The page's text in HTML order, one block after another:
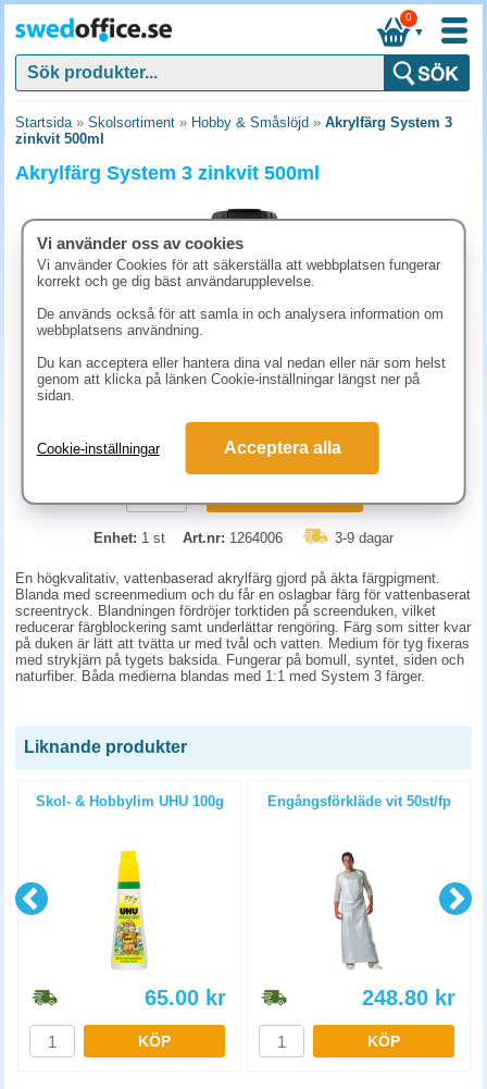
▼
0
Startsida» Skolsortiment » Hobby & Småslöjd » Akrylfärg System 3
zinkvit 500ml
Akrylfärg System 3 zinkvit 500ml
393.80 kr (inkl. moms)
Enhet: 1 st Art.nr: 1264006 3-9 dagar
En högkvalitativ, vattenbaserad akrylfärg gjord på äkta färgpigment.
Blanda med screenmedium och du får en oslagbar färg för vattenbaserat
screentryck. Blandningen fördröjer torktiden på screenduken, vilket
reducerar färgblockering samt underlättar rengöring. Färg som sitter kvar
på duken är lätt att tvätta ur med tvål och vatten. Medium för tyg fixeras
med strykjärn på tygets baksida. Fungerar på bomull, syntet, siden och
naturfiber. Båda medierna blandas med 1:1 med System 3 färger.
Liknande produkter
Skol- & Hobbylim UHU 100g
65.00 kr
KÖP
Engångsförkläde vit 50st/fp
248.80 kr
KÖP
Vi använder oss av cookies
Vi använder Cookies för att säkerställa att webbplatsen fungerar
korrekt och ge dig bäst användarupplevelse.
De används också för att samla in och analysera information om
webbplatsens användning.
Du kan acceptera eller hantera dina val nedan eller när som helst
genom att klicka på länken Cookie-inställningar längst ner på
sidan.
Cookie-inställningar Acceptera alla